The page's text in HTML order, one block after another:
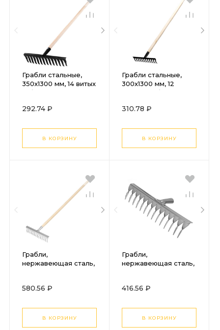
Грабли стальные,
350х1300 мм, 14 витых
зубьев, деревянный
292.74 ₽
В КОРЗИНУ
Грабли стальные,
300х1300 мм, 12
прямых зубьев,
черенок, Сибртех
310.78 ₽
В КОРЗИНУ
Грабли,
нержавеющая сталь,
деревянный
580.56 ₽
В КОРЗИНУ
Грабли,
нержавеющая сталь,
Сибртех
416.56 ₽
В КОРЗИНУ